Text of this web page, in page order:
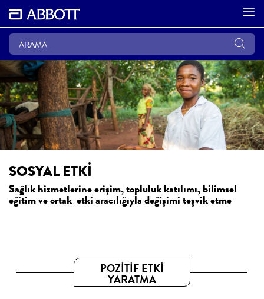
SOSYAL ETKİ
Sağlık hizmetlerine erişim, topluluk katılımı, bilimsel
eğitim ve ortak etki aracılığıyla değişimi teşvik etme
POZİTİF ETKİ
YARATMA